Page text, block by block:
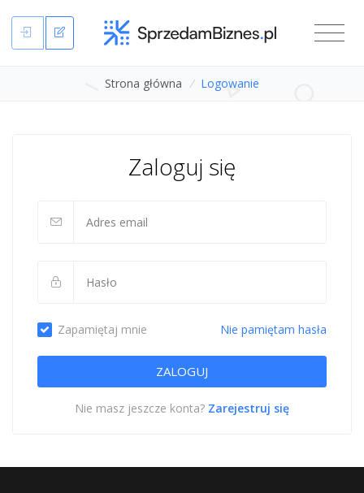
Strona główna / Logowanie
Zaloguj się
Zapamiętaj mnie Nie pamiętam hasła
Nie masz jeszcze konta? Zarejestruj się